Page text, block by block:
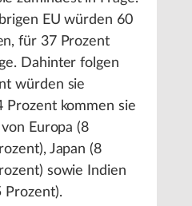
EU würden 60
für 37 Prozent
Dahinter folgen
würden sie
Prozent kommen sie
Europa (8
Japan (8
sowie Indien
Prozent).